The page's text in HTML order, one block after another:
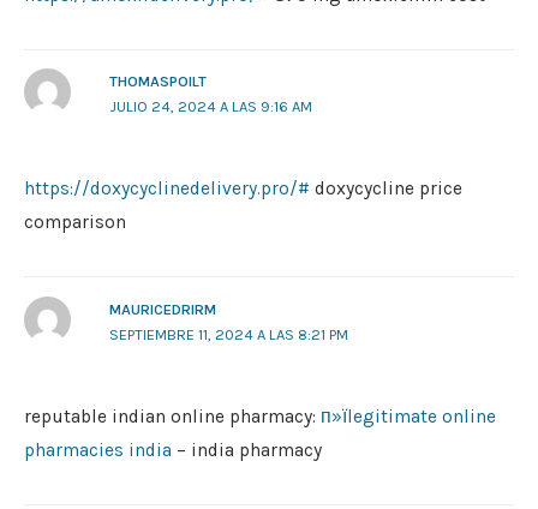
THOMASPOILT
JULIO 24, 2024 A LAS 9:16 AM
https://doxycyclinedelivery.pro/# doxycycline price
comparison
MAURICEDRIRM
SEPTIEMBRE 11, 2024 A LAS 8:21 PM
reputable indian online pharmacy: п»їlegitimate online
pharmacies india – india pharmacy